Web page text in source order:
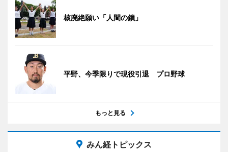
核廃絶願い「人間の鎖」
平野、今季限りで現役引退 プロ野球
もっと見る
みん経トピックス